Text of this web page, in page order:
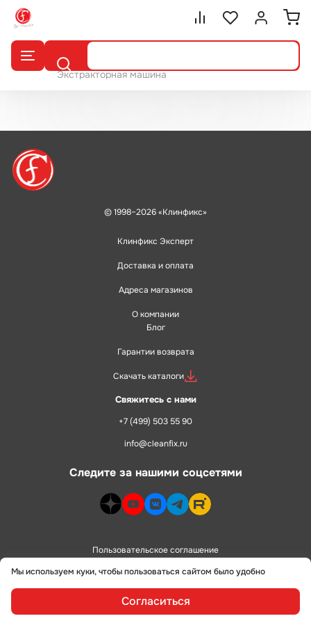
Сравнение.
СписокВойти или
Экстракторная машина
Поиск
Мы используем куки, чтобы пользоваться сайтом было удобно
Согласиться
© 1998–2026 «Клинфикс»
Клинфикс Эксперт
Доставка и оплата
Адреса магазинов
О компании
Блог
Гарантии возврата
Скачать каталоги
Свяжитесь с нами
+7 (499) 503 55 90
info@cleanfix.ru
Следите за нашими соцсетями
dzen>youtube>
vk> telegram>rutube>
Пользовательское соглашение
Политика конфиденциальности
сделано в alente